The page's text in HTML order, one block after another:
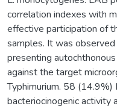
correlation indexes with
effective participation of
samples. It was
presenting
against the target
Typhimurium. 58
bacteriocinogenic activity